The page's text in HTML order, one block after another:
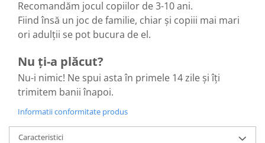
Recomandăm jocul copiilor de 3-10 ani.
Fiind însă un joc de familie, chiar și copiii mai mari
ori adulții se pot bucura de el.
Nu ți-a plăcut?
Nu-i nimic! Ne spui asta în primele 14 zile și îți
trimitem banii înapoi.
Informatii conformitate produs
Caracteristici